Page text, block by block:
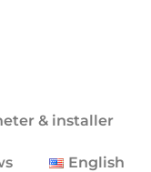
& installer
English